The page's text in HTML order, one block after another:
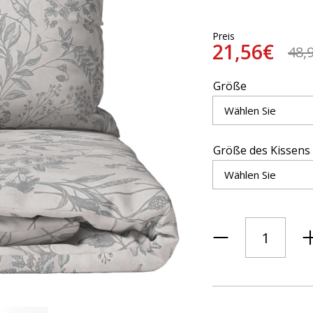
Preis
21,56€
Größe
Größe des Kissens